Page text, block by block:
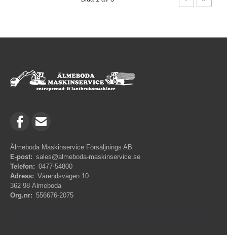
Älmeboda Maskinservice Försäljnings AB
E-post: sales@almeboda-maskinservice.se
Telefon: 0477-54800
Adress: Värendsvägen 10
362 98 Älmeboda
Org.nr: 556676-2075